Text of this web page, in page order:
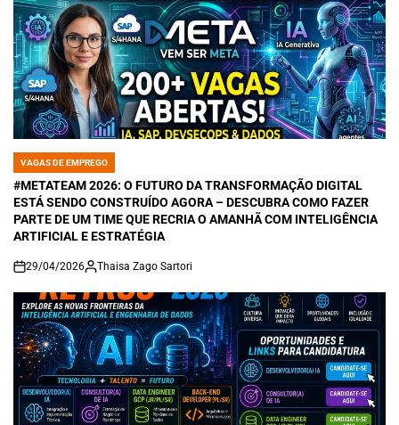
POSTED
IN
VAGAS DE EMPREGO
#METATEAM 2026: O FUTURO DA TRANSFORMAÇÃO DIGITAL
ESTÁ SENDO CONSTRUÍDO AGORA – DESCUBRA COMO FAZER
PARTE DE UM TIME QUE RECRIA O AMANHÃ COM INTELIGÊNCIA
ARTIFICIAL E ESTRATÉGIA
on
29/04/2026 Thaisa Zago Sartori